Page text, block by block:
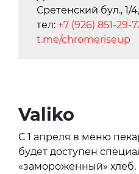
Сретенский бул., 1/4,
тел: +7 (926) 851-29-
t.me/chromeriseup
Valiko
С 1 апреля в меню
будет доступен
«замороженный»